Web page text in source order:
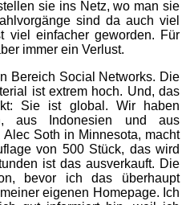
sie ins Netz, wo man sie
sind da auch viel
viel einfacher geworden. Für
immer ein Verlust.
Bereich Social Networks. Die
ist extrem hoch. Und, das
Sie ist global. Wir haben
aus Indonesien und aus
Soth in Minnesota, macht
von 500 Stück, das wird
ist das ausverkauft. Die
bevor ich das überhaupt
eigenen Homepage. Ich